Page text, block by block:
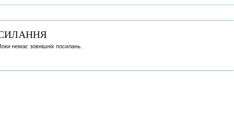
немає зовнішніх посилань.